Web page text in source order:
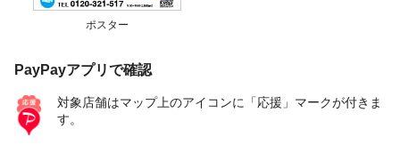
ポスター
PayPayアプリで確認
対象店舗はマップ上のアイコンに「応援」マークが付きま
す。